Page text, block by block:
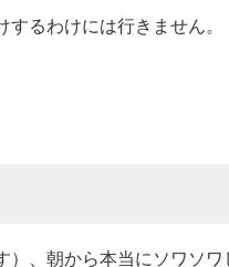
るわけには行きません。
）、朝から本当にソワソ